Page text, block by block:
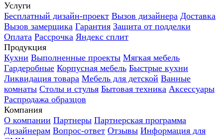
Услуги
Бесплатный дизайн-проект Вызов дизайнера Доставка
Вызов замерщика Гарантия Защита от подделки
Оплата Рассрочка Яндекс сплит
Продукция
Кухни Выполненные проекты Мягкая мебель
Гардеробные Корпусная мебель Быстрые кухни
Ликвидация товара Мебель для детской Ванные
комнаты Столы и стулья Бытовая техника Аксессуары
Распродажа образцов
Компания
О компании Партнеры Партнерская программа
Дизайнерам Вопрос-ответ Отзывы Информация для